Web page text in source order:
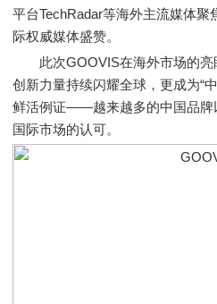
平台TechRadar等海外主流媒体
际权威媒体盛赞。
此次GOOVIS在海外市场的亮
创新力量持续闪耀全球，更成为“
鲜活例证——越来越多的中国品牌
国际市场的认可。